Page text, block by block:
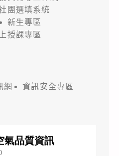
團選填系統
新生專區
授課專區
網
資訊安全專區